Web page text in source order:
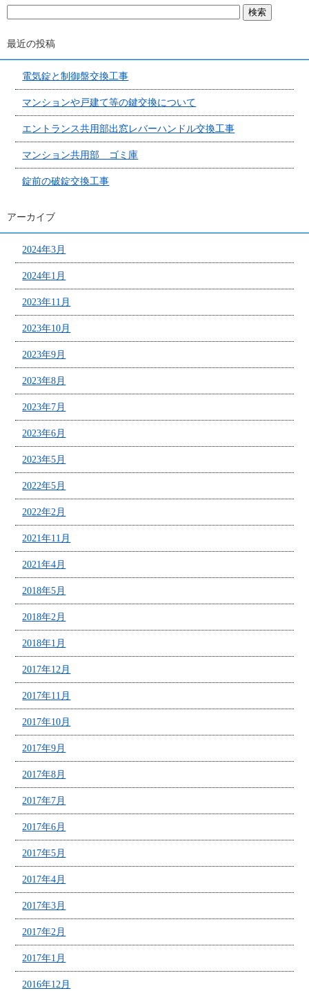
最近の投稿
電気錠と制御盤交換工事
マンションや戸建て等の鍵交換について
エントランス共用部出窓レバーハンドル交換工事
マンション共用部 ゴミ庫
錠前の破錠交換工事
アーカイブ
2024年3月
2024年1月
2023年11月
2023年10月
2023年9月
2023年8月
2023年7月
2023年6月
2023年5月
2022年5月
2022年2月
2021年11月
2021年4月
2018年5月
2018年2月
2018年1月
2017年12月
2017年11月
2017年10月
2017年9月
2017年8月
2017年7月
2017年6月
2017年5月
2017年4月
2017年3月
2017年2月
2017年1月
2016年12月